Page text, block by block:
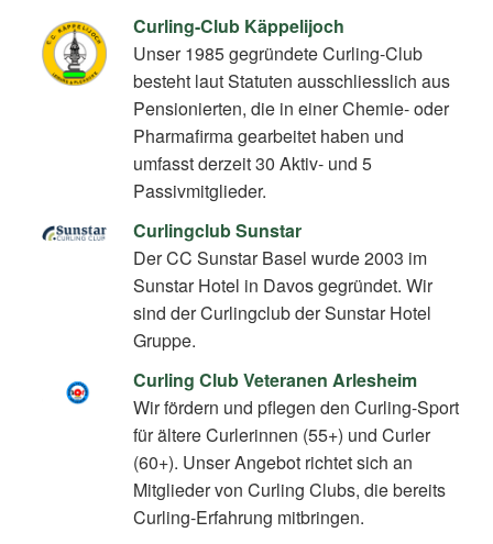
Curling-Club Käppelijoch
Unser 1985 gegründete Curling-Club
besteht laut Statuten ausschliesslich aus
Pensionierten, die in einer Chemie- oder
Pharmafirma gearbeitet haben und
umfasst derzeit 30 Aktiv- und 5
Passivmitglieder.
Curlingclub Sunstar
Der CC Sunstar Basel wurde 2003 im
Sunstar Hotel in Davos gegründet. Wir
sind der Curlingclub der Sunstar Hotel
Gruppe.
Curling Club Veteranen Arlesheim
Wir fördern und pflegen den Curling-Sport
für ältere Curlerinnen (55+) und Curler
(60+). Unser Angebot richtet sich an
Mitglieder von Curling Clubs, die bereits
Curling-Erfahrung mitbringen.